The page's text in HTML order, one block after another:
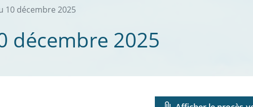
10 décembre 2025
décembre 2025